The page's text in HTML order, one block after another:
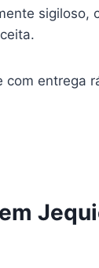
sigiloso,
com entrega